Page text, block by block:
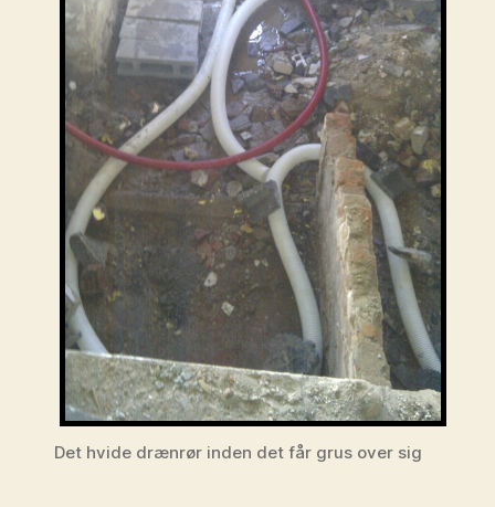
Det hvide drænrør inden det får grus over sig